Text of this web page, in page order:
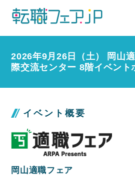
2026年9月26日（土） 岡山
際交流センター 8階イベント
イベント概要
岡山適職フェア